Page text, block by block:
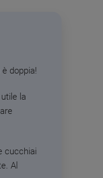
doppia!
la
cucchiai
Al